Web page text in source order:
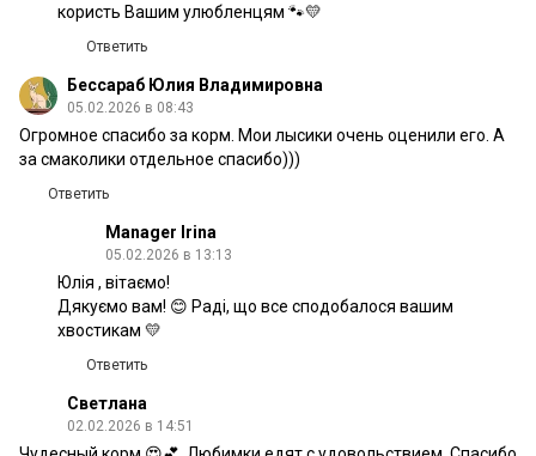
користь Вашим улюбленцям 🐾💛
Ответить
Бессараб Юлия Владимировна
05.02.2026 в 08:43
Огромное спасибо за корм. Мои лысики очень оценили его. А
за смаколики отдельное спасибо)))
Ответить
Manager Irina
05.02.2026 в 13:13
Юлія , вітаємо!
Дякуємо вам! 😊 Раді, що все сподобалося вашим
хвостикам 💛
Ответить
Светлана
02.02.2026 в 14:51